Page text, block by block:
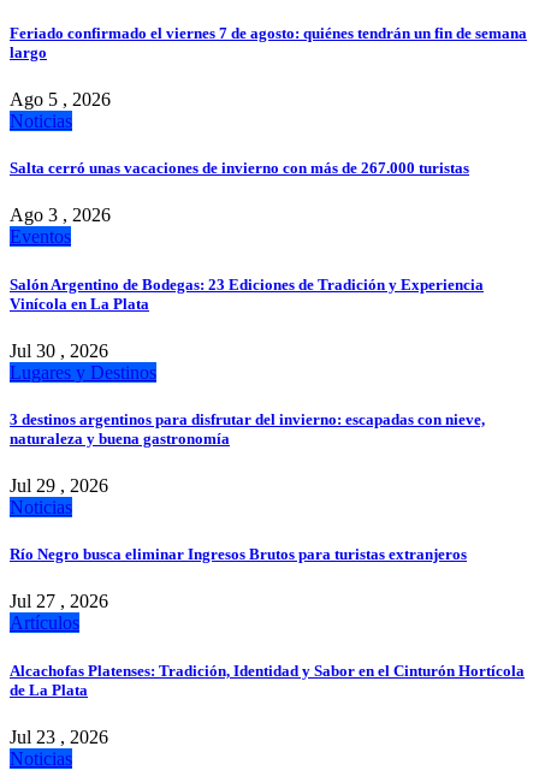
Feriado confirmado el viernes 7 de agosto: quiénes tendrán un fin de semana
largo
Ago 5 , 2026
Noticias
Salta cerró unas vacaciones de invierno con más de 267.000 turistas
Ago 3 , 2026
Eventos
Salón Argentino de Bodegas: 23 Ediciones de Tradición y Experiencia
Vinícola en La Plata
Jul 30 , 2026
Lugares y Destinos
3 destinos argentinos para disfrutar del invierno: escapadas con nieve,
naturaleza y buena gastronomía
Jul 29 , 2026
Noticias
Río Negro busca eliminar Ingresos Brutos para turistas extranjeros
Jul 27 , 2026
Artículos
Alcachofas Platenses: Tradición, Identidad y Sabor en el Cinturón Hortícola
de La Plata
Jul 23 , 2026
Noticias